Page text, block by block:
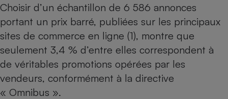
Choisir d’un échantillon de 6 586 annonces
portant un prix barré, publiées sur les principaux
sites de commerce en ligne (1), montre que
seulement 3,4 % d’entre elles correspondent à
de véritables promotions opérées par les
vendeurs, conformément à la directive
« Omnibus ».
Climatiseur -
Ventilateur
Antivirus
Climatiseur -
Ventilateur